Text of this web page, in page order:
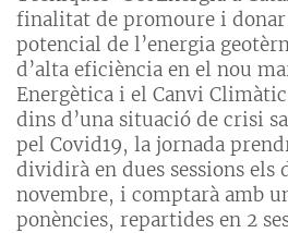
finalitat de promoure i donar
potencial de l’energia
d’alta eficiència en el nou
Energètica i el Canvi
dins d’una situació de crisi
pel Covid19, la jornada
dividirà en dues sessions els
novembre, i comptarà amb
ponències, repartides en 2